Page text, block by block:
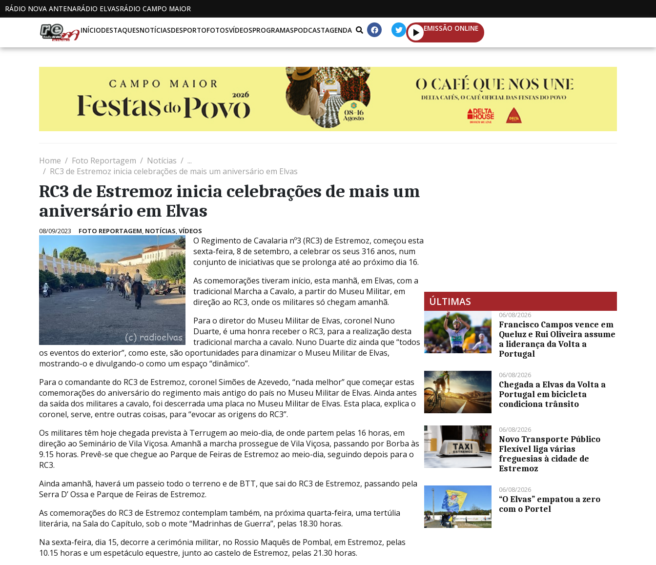
RÁDIO NOVA ANTENARÁDIO ELVASRÁDIO CAMPO MAIOR
INÍCIODESTAQUESNOTÍCIASDESPORTOFOTOSVÍDEOSPROGRAMASPODCASTAGENDA EMISSÃO ONLINE
Home Foto Reportagem Notícias
...
RC3 de Estremoz inicia celebrações de mais um aniversário em Elvas
RC3 de Estremoz inicia celebrações de mais um
aniversário em Elvas
08/09/2023 FOTO REPORTAGEM NOTÍCIAS VÍDEOS
O Regimento de Cavalaria nº3 (RC3) de Estremoz, começou esta
sexta-feira, 8 de setembro, a celebrar os seus 316 anos, num
conjunto de iniciativas que se prolonga até ao próximo dia 16.
As comemorações tiveram início, esta manhã, em Elvas, com a
tradicional Marcha a Cavalo, a partir do Museu Militar, em
direção ao RC3, onde os militares só chegam amanhã.
Para o diretor do Museu Militar de Elvas, coronel Nuno
Duarte, é uma honra receber o RC3, para a realização desta
tradicional marcha a cavalo. Nuno Duarte diz ainda que “todos
os eventos do exterior”, como este, são oportunidades para dinamizar o Museu Militar de Elvas,
mostrando-o e divulgando-o como um espaço “dinâmico”.
Para o comandante do RC3 de Estremoz, coronel Simões de Azevedo, “nada melhor” que começar estas
comemorações do aniversário do regimento mais antigo do país no Museu Militar de Elvas. Ainda antes
da saída dos militares a cavalo, foi descerrada uma placa no Museu Militar de Elvas. Esta placa, explica o
coronel, serve, entre outras coisas, para “evocar as origens do RC3”.
Os militares têm hoje chegada prevista à Terrugem ao meio-dia, de onde partem pelas 16 horas, em
direção ao Seminário de Vila Viçosa. Amanhã a marcha prossegue de Vila Viçosa, passando por Borba às
9.15 horas. Prevê-se que chegue ao Parque de Feiras de Estremoz ao meio-dia, seguindo depois para o
RC3.
Ainda amanhã, haverá um passeio todo o terreno e de BTT, que sai do RC3 de Estremoz, passando pela
Serra D’ Ossa e Parque de Feiras de Estremoz.
As comemorações do RC3 de Estremoz contemplam também, na próxima quarta-feira, uma tertúlia
literária, na Sala do Capítulo, sob o mote “Madrinhas de Guerra”, pelas 18.30 horas.
Na sexta-feira, dia 15, decorre a cerimónia militar, no Rossio Maquês de Pombal, em Estremoz, pelas
10.15 horas e um espetáculo equestre, junto ao castelo de Estremoz, pelas 21.30 horas.
ÚLTIMAS
06/08/2026
Francisco Campos vence em
Queluz e Rui Oliveira assume
a liderança da Volta a
Portugal
06/08/2026
Chegada a Elvas da Volta a
Portugal em bicicleta
condiciona trânsito
06/08/2026
Novo Transporte Público
Flexível liga várias
freguesias à cidade de
Estremoz
06/08/2026
“O Elvas” empatou a zero
com o Portel